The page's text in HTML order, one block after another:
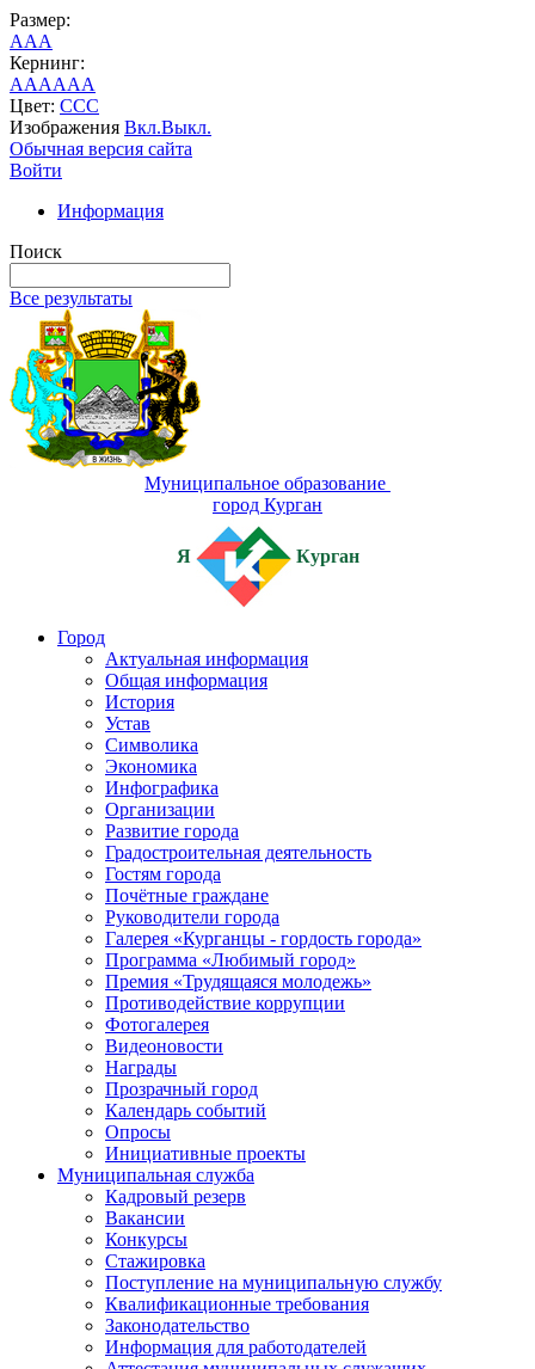
Размер:
AAA
Кернинг:
AAAAAA
Цвет: CCC
Изображения Вкл.Выкл.
Обычная версия сайта
Войти
Информация
Поиск
Все результаты
Муниципальное образование
город Курган
Я Курган
Город
Актуальная информация
Общая информация
История
Устав
Символика
Экономика
Инфографика
Организации
Развитие города
Градостроительная деятельность
Гостям города
Почётные граждане
Руководители города
Галерея «Курганцы - гордость города»
Программа «Любимый город»
Премия «Трудящаяся молодежь»
Противодействие коррупции
Фотогалерея
Видеоновости
Награды
Прозрачный город
Календарь событий
Опросы
Инициативные проекты
Муниципальная служба
Кадровый резерв
Вакансии
Конкурсы
Стажировка
Поступление на муниципальную службу
Квалификационные требования
Законодательство
Информация для работодателей